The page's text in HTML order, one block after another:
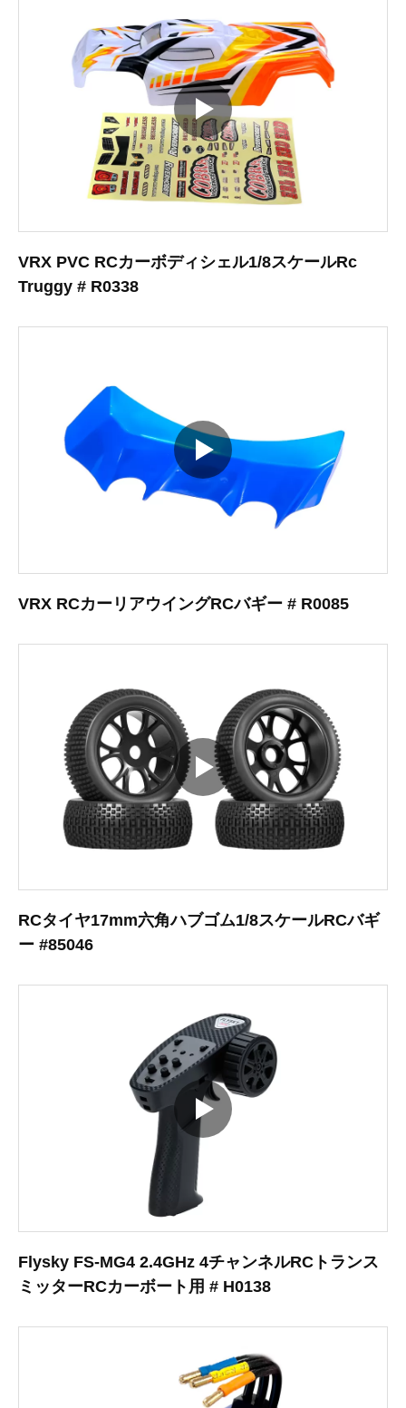
VRX PVC RCカーボディシェル1/8スケールRc
Truggy # R0338
VRX RCカーリアウイングRCバギー # R0085
RCタイヤ17mm六角ハブゴム1/8スケールRCバギ
ー #85046
Flysky FS-MG4 2.4GHz 4チャンネルRCトランス
ミッターRCカーボート用 # H0138